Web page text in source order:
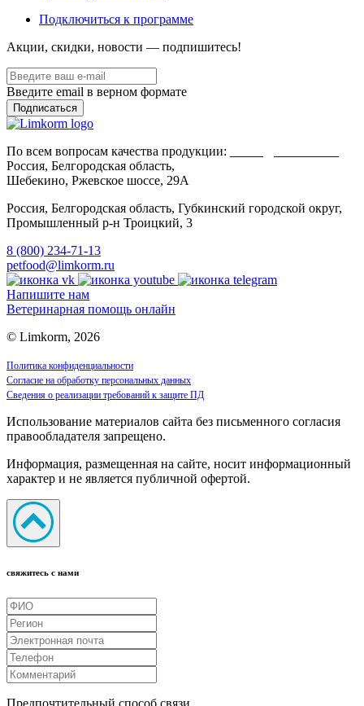
Подключиться к программе
Акции, скидки, новости — подпишитесь!
Введите email в верном формате
По всем вопросам качества продукции:
Россия, Белгородская область,
Шебекино, Ржевское шоссе, 29А
Россия, Белгородская область, Губкинский городской округ,
Промышленный р-н Троицкий, 3
8 (800) 234-71-13
petfood@limkorm.ru
Напишите нам
Ветеринарная помощь онлайн
© Limkorm, 2026
Политика конфиденциальности
Согласие на обработку персональных данных
Сведения о реализации требований к защите ПД
Использование материалов сайта без письменного согласия
правообладателя запрещено.
Информация, размещенная на сайте, носит информационный
характер и не является публичной офертой.
свяжитесь с нами